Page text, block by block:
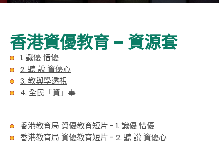
香港資優教育 – 資源套
1. 識優 惜優
2. 聽 說 資優心
3. 教與學透視
4. 全民「資」事
香港教育局 資優教育短片 - 1. 識優 惜優
香港教育局 資優教育短片 - 2. 聽 說 資優心